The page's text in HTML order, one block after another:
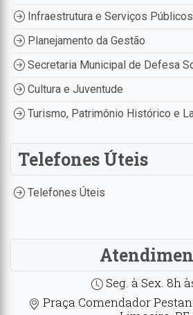
Infraestrutura e Serviços Públicos
Planejamento da Gestão
Secretaria Municipal de Defesa
Cultura e Juventude
Turismo, Patrimônio Histórico e
Telefones Úteis
Telefones Úteis
Seg. à Sex. 8h
Praça Comendador